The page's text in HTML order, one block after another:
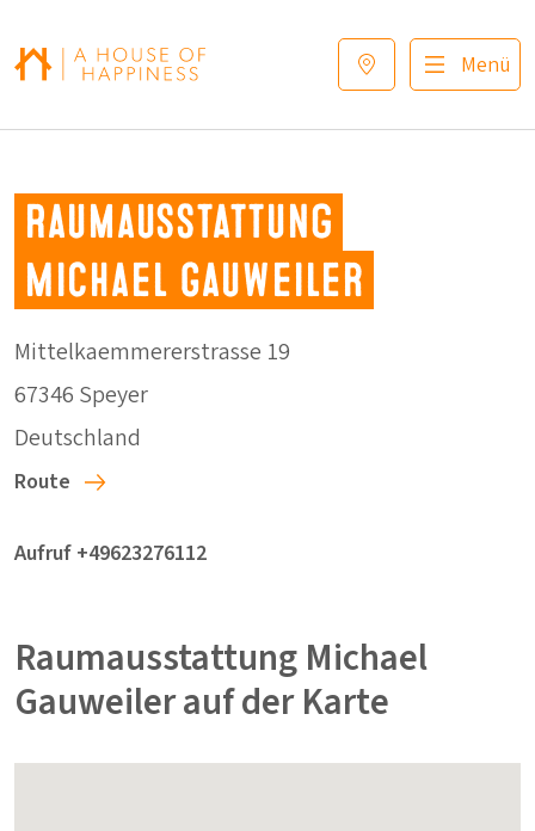
Menü
Raumausstattung
Michael Gauweiler
Mittelkaemmererstrasse 19
67346 Speyer
Deutschland
Route
Aufruf +49623276112
Raumausstattung Michael
Gauweiler auf der Karte